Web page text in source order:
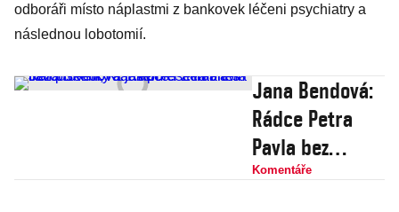
odboráři místo náplastmi z bankovek léčeni psychiatry a
následnou lobotomií.
Jana Bendová:
Rádce Petra
Pavla bez
prověrky a jak
Komentáře